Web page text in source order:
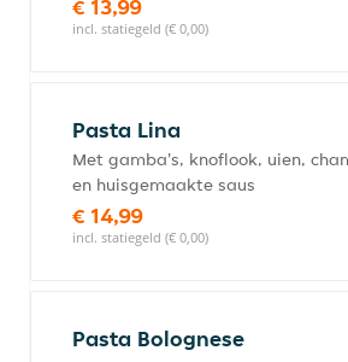
€ 13,99
incl. statiegeld (€ 0,00)
Pasta Lina
Met gamba's, knoflook, uien,
en huisgemaakte saus
€ 14,99
incl. statiegeld (€ 0,00)
Pasta Bolognese